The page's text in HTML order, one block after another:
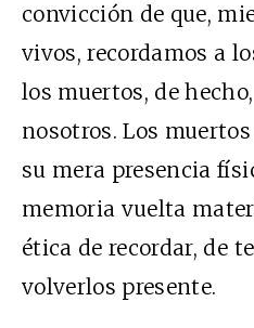
convicción de que,
vivos, recordamos a
los muertos, de
nosotros. Los
su mera presencia
memoria vuelta
ética de recordar, de
volverlos presente.